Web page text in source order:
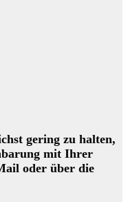
gering zu halten,
mit Ihrer
oder über die